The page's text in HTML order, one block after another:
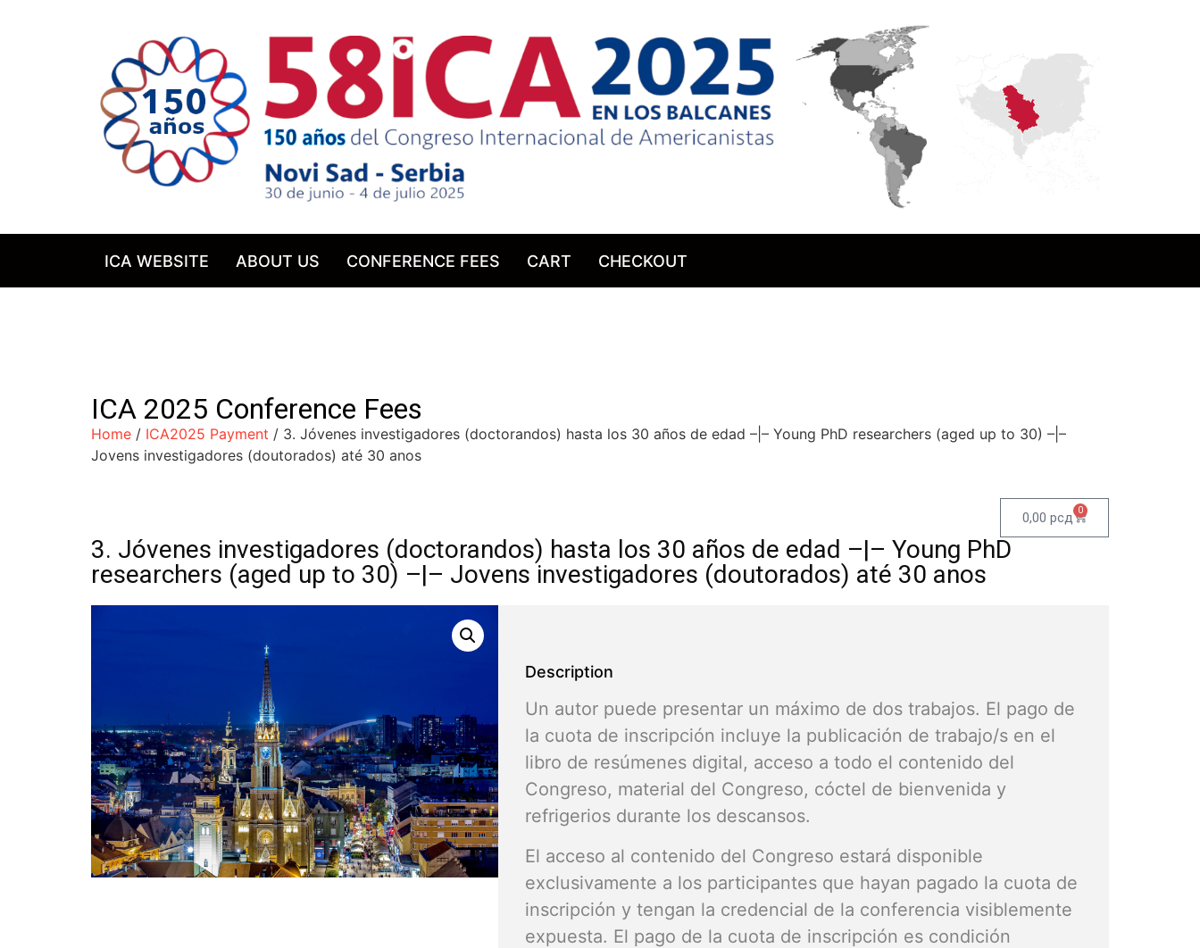
ICA WEBSITE ABOUT US CONFERENCE FEES CART CHECKOUT
ICA 2025 Conference Fees
Home / ICA2025 Payment / 3. Jóvenes investigadores (doctorandos) hasta los 30 años de edad –|– Young PhD researchers (aged up to 30) –|–
Jovens investigadores (doutorados) até 30 anos
0,00 рсд 0
3. Jóvenes investigadores (doctorandos) hasta los 30 años de edad –|– Young PhD
researchers (aged up to 30) –|– Jovens investigadores (doutorados) até 30 anos
Description
Un autor puede presentar un máximo de dos trabajos. El pago de
la cuota de inscripción incluye la publicación de trabajo/s en el
libro de resúmenes digital, acceso a todo el contenido del
Congreso, material del Congreso, cóctel de bienvenida y
refrigerios durante los descansos.
El acceso al contenido del Congreso estará disponible
exclusivamente a los participantes que hayan pagado la cuota de
inscripción y tengan la credencial de la conferencia visiblemente
expuesta. El pago de la cuota de inscripción es condición